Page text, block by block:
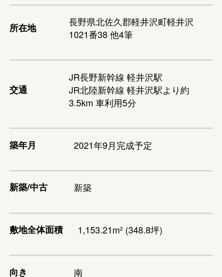
所在地
長野県北佐久郡軽井沢町軽井沢
1021番38 他4筆
交通
JR長野新幹線 軽井沢駅
JR北陸新幹線 軽井沢駅より約
3.5km 車利用5分
築年月 2021年9月完成予定
新築/中古 新築
敷地全体面積 1,153.21m² (348.8坪)
向き 南